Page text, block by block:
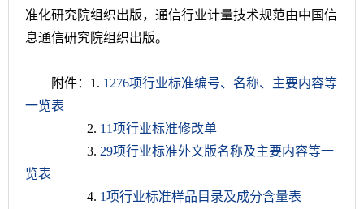
准化研究院组织出版，通信行业计量技术规范由中国信
息通信研究院组织出版。
附件：1. 1276项行业标准编号、名称、主要内容等
一览表
2. 11项行业标准修改单
3. 29项行业标准外文版名称及主要内容等一
览表
4. 1项行业标准样品目录及成分含量表